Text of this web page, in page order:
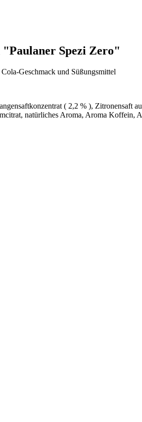
Spezi Zero"
Geschmack und Süßungsmittel
( 2,2 % ), Zitronensaft
natürliches Aroma, Aroma Koffein,